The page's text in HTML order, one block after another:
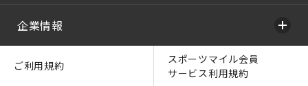
企業情報
ご利用規約
スポーツマイル会員
サービス利用規約